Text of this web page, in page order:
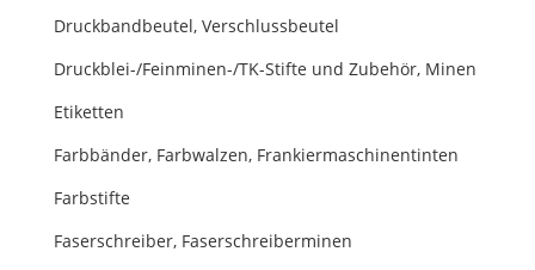
Druckbandbeutel, Verschlussbeutel
Druckblei-/Feinminen-/TK-Stifte und Zubehör, Minen
Etiketten
Farbbänder, Farbwalzen, Frankiermaschinentinten
Farbstifte
Faserschreiber, Faserschreiberminen